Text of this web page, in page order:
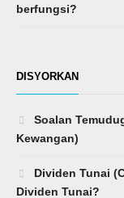
berfungsi?
DISYORKAN
Soalan
Kewangan)
Dividen Tunai
Dividen Tunai?